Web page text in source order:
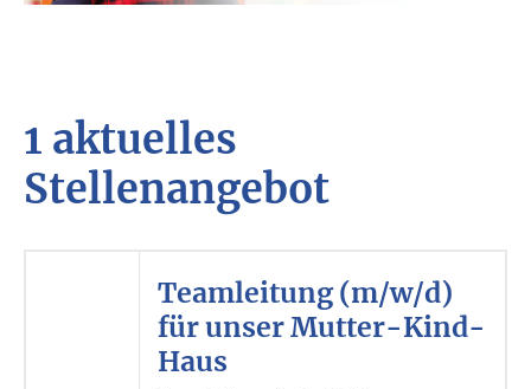
1 aktuelles
Stellenangebot
Teamleitung (m/w/d)
für unser Mutter-Kind-
Haus